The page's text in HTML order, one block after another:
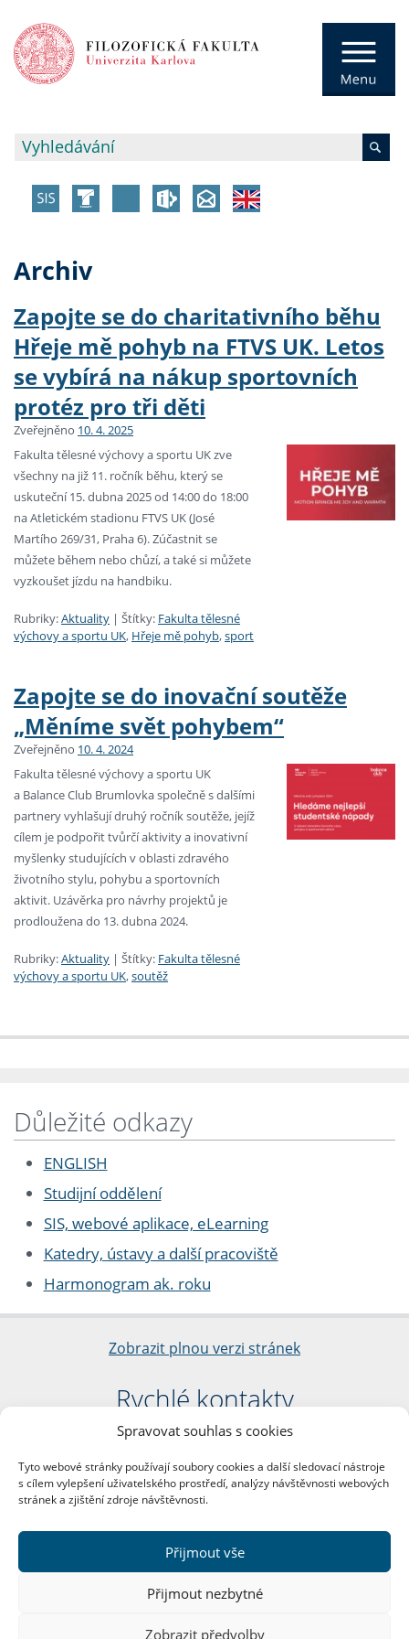
Spravovat souhlas s cookies
Tyto webové stránky používají soubory cookies a další sledovací nástroje
s cílem vylepšení uživatelského prostředí, analýzy návštěvnosti webových
stránek a zjištění zdroje návštěvnosti.
Přijmout vše
Přijmout nezbytné
Zobrazit předvolby
Archiv
Zapojte se do charitativního běhu
Hřeje mě pohyb na FTVS UK. Letos
se vybírá na nákup sportovních
protéz pro tři děti
Zveřejněno 10. 4. 2025
Fakulta tělesné výchovy a sportu UK zve
všechny na již 11. ročník běhu, který se
uskuteční 15. dubna 2025 od 14:00 do 18:00
na Atletickém stadionu FTVS UK (José
Martího 269/31, Praha 6). Zúčastnit se
můžete během nebo chůzí, a také si můžete
vyzkoušet jízdu na handbiku.
Rubriky:Aktuality | Štítky: Fakulta tělesné
výchovy a sportu UK, Hřeje mě pohyb,sport
Zapojte se do inovační soutěže
„Měníme svět pohybem“
Zveřejněno 10. 4. 2024
Fakulta tělesné výchovy a sportu UK
a Balance Club Brumlovka společně s dalšími
partnery vyhlašují druhý ročník soutěže, jejíž
cílem je podpořit tvůrčí aktivity a inovativní
myšlenky studujících v oblasti zdravého
životního stylu, pohybu a sportovních
aktivit. Uzávěrka pro návrhy projektů je
prodloužena do 13. dubna 2024.
Rubriky:Aktuality | Štítky: Fakulta tělesné
výchovy a sportu UK,soutěž
Důležité odkazy
ENGLISH
Studijní oddělení
SIS, webové aplikace, eLearning
Katedry, ústavy a další pracoviště
Harmonogram ak. roku
Zobrazit plnou verzi stránek
Rychlé kontakty
Filozofická fakulta
nám. Jana Palacha 1/2
116 38 Praha 1
DIČ: CZ00216208
Další kontakty